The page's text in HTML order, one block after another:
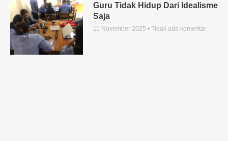
Guru Tidak Hidup Dari Idealisme
Saja
11 November 2025 Tidak ada komentar